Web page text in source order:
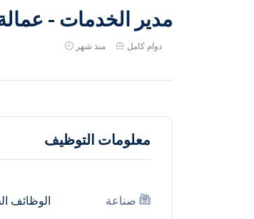
مدير الخدمات -
دوام كامل منذ شهر
معلومات التوظيف
صناعة الوظائف